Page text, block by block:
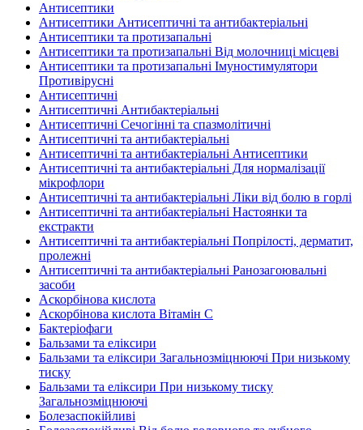
Антисептики
Антисептики Антисептичні та антибактеріальні
Антисептики та протизапальні
Антисептики та протизапальні Від молочниці місцеві
Антисептики та протизапальні Імуностимулятори
Противірусні
Антисептичні
Антисептичні Антибактеріальні
Антисептичні Сечогінні та спазмолітичні
Антисептичні та антибактеріальні
Антисептичні та антибактеріальні Антисептики
Антисептичні та антибактеріальні Для нормалізації
мікрофлори
Антисептичні та антибактеріальні Ліки від болю в горлі
Антисептичні та антибактеріальні Настоянки та
екстракти
Антисептичні та антибактеріальні Попрілості, дерматит,
пролежні
Антисептичні та антибактеріальні Ранозагоювальні
засоби
Аскорбінова кислота
Аскорбінова кислота Вітамін C
Бактеріофаги
Бальзами та еліксири
Бальзами та еліксири Загальнозміцнюючі При низькому
тиску
Бальзами та еліксири При низькому тиску
Загальнозміцнюючі
Болезаспокійливі